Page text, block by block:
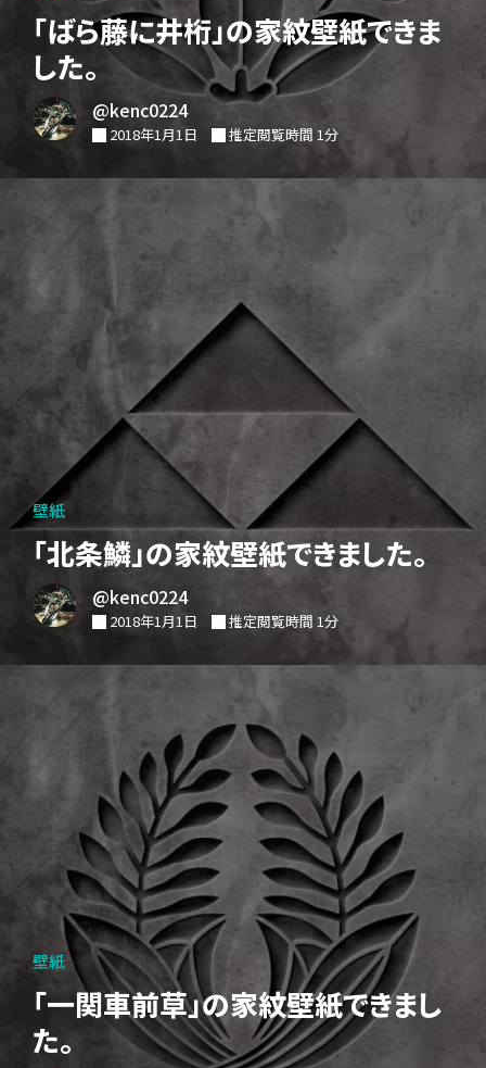
「ばら藤に井桁」の家紋壁紙できま
した。
@kenc0224
2018年1月1日 推定閲覧時間 1分
壁紙
「北条鱗」の家紋壁紙できました。
@kenc0224
2018年1月1日 推定閲覧時間 1分
壁紙
「一関車前草」の家紋壁紙できまし
た。